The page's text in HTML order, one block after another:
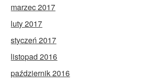
marzec 2017
luty 2017
styczeń 2017
listopad 2016
październik 2016